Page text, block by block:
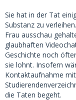
Sie hat in der Tat
Substanz zu
Frau ausschau
glaubhaften
Geschichte noch
sie lohnt. Insofern
Kontaktaufnahme
die Taten begeht.